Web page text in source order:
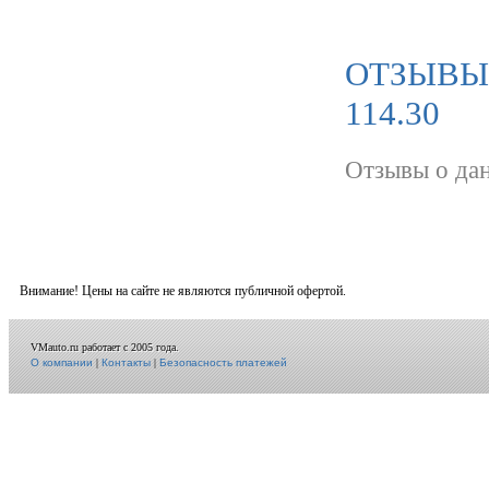
ОТЗЫВЫ
114.30
Отзывы о
Внимание! Цены на сайте не являются публичной офертой.
VMauto.ru работает с 2005 года.
О компании|Контакты|Безопасность платежей